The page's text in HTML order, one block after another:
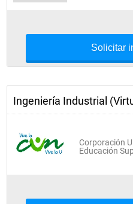
IX Semestre
Gestión de la Producción
Gestión Ambiental
Diseño Industrial
Solicitar
Ingeniería Industrial
Corporación
Educación